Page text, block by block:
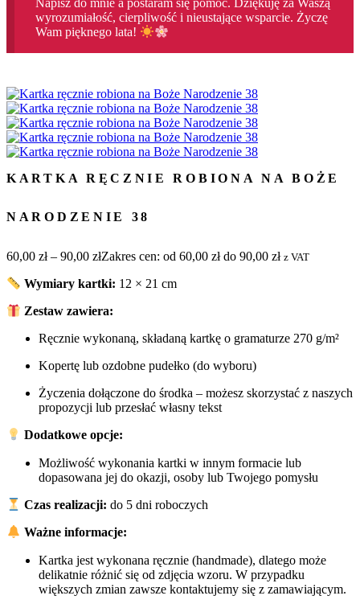
Napisz do mnie a postaram się pomóc. Dziękuję za Waszą
wyrozumiałość, cierpliwość i nieustające wsparcie. Życzę
Wam pięknego lata!
KARTKA RĘCZNIE ROBIONA NA BOŻE
NARODZENIE 38
60,00 zł – 90,00 złZakres cen: od 60,00 zł do 90,00 zł z VAT
Wymiary kartki: 12 × 21 cm
Zestaw zawiera:
Ręcznie wykonaną, składaną kartkę o gramaturze 270 g/m²
Kopertę lub ozdobne pudełko (do wyboru)
Życzenia dołączone do środka – możesz skorzystać z naszych
propozycji lub przesłać własny tekst
Dodatkowe opcje:
Możliwość wykonania kartki w innym formacie lub
dopasowana jej do okazji, osoby lub Twojego pomysłu
Czas realizacji: do 5 dni roboczych
Ważne informacje:
Kartka jest wykonana ręcznie (handmade), dlatego może
delikatnie różnić się od zdjęcia wzoru. W przypadku
większych zmian zawsze kontaktujemy się z zamawiającym.